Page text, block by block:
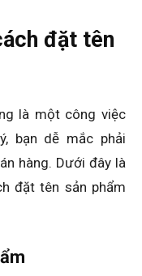
đặt tên
là một công việc
bạn dễ mắc phải
hàng. Dưới đây là
đặt tên sản phẩm